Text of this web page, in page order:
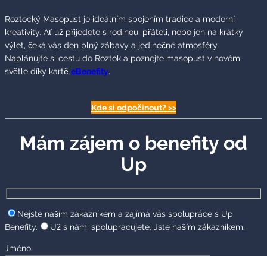
Roztocký Masopust je ideálním spojením tradice a moderní
kreativity. Ať už přijedete s rodinou, přáteli, nebo jen na krátký
výlet, čeká vás den plný zábavy a jedinečné atmosféry.
Naplánujte si cestu do Roztok a poznejte masopust v novém
světle díky kartě eBenefity.
Kde si odpočinout? >>
Mám zájem o benefity od
Up
Nejste naším zákazníkem a zajímá vás spolupráce s Up
Benefity.
Už s námi spolupracujete. Jste naším zákazníkem.
Jméno